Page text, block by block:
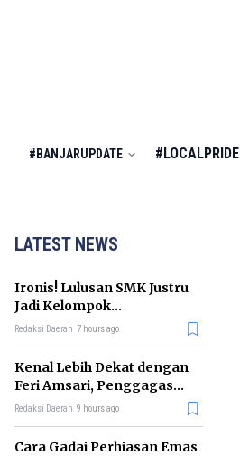
#BANJARUPDATE #LOCALPRIDE
LATEST NEWS
Ironis! Lulusan SMK Justru
Jadi Kelompok
Pengangguran Terbanyak
Redaksi Daerah 7 hours ago
Kenal Lebih Dekat dengan
Feri Amsari, Penggagas
Kabinet Bayangan
Redaksi Daerah 9 hours ago
Cara Gadai Perhiasan Emas